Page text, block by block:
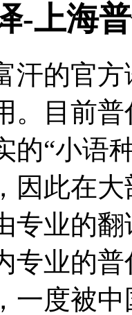
-上海
汗的官
。目前
的“小语
因此在
专业的
专业的
一度被